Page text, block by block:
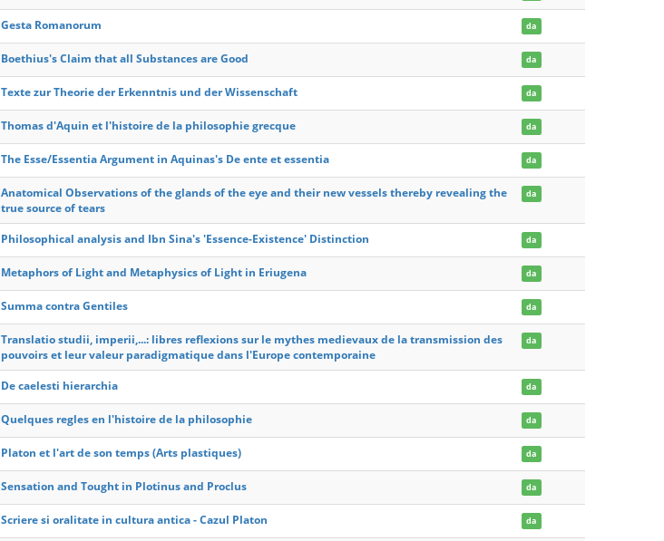
Gesta Romanorum da
Boethius's Claim that all Substances are Good da
Texte zur Theorie der Erkenntnis und der Wissenschaft da
Thomas d'Aquin et l'histoire de la philosophie grecque da
The Esse/Essentia Argument in Aquinas's De ente et essentia da
Anatomical Observations of the glands of the eye and their new vessels thereby revealing the
true source of tears
da
Philosophical analysis and Ibn Sina's 'Essence-Existence' Distinction da
Metaphors of Light and Metaphysics of Light in Eriugena da
Summa contra Gentiles da
Translatio studii, imperii,...: libres reflexions sur le mythes medievaux de la transmission des
pouvoirs et leur valeur paradigmatique dans l'Europe contemporaine
da
De caelesti hierarchia da
Quelques regles en l'histoire de la philosophie da
Platon et l'art de son temps (Arts plastiques) da
Sensation and Tought in Plotinus and Proclus da
Scriere si oralitate in cultura antica - Cazul Platon da